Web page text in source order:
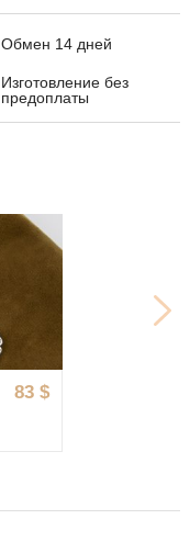
Обмен 14 дней
Изготовление без
предоплаты
83 $